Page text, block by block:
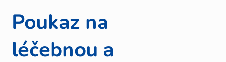
Poukaz na
léčebnou a